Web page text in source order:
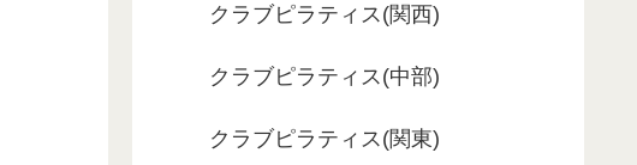
クラブピラティス(関西)
クラブピラティス(中部)
クラブピラティス(関東)